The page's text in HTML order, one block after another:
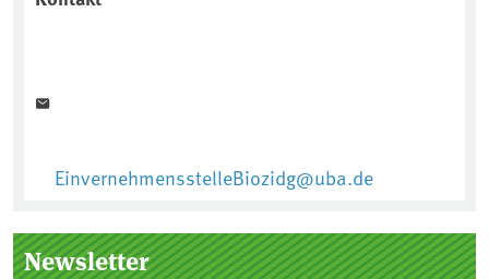
EinvernehmensstelleBiozidg@uba.de
Newsletter